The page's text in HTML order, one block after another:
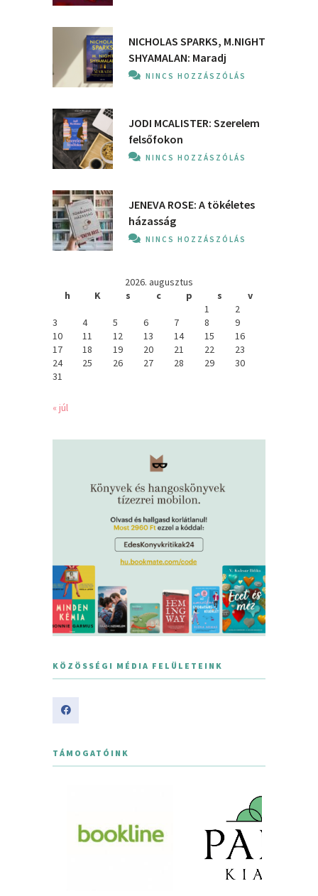
NICHOLAS SPARKS, M.NIGHT
SHYAMALAN: Maradj
NINCS HOZZÁSZÓLÁS
JODI MCALISTER: Szerelem
felsőfokon
NINCS HOZZÁSZÓLÁS
JENEVA ROSE: A ​tökéletes
házasság
NINCS HOZZÁSZÓLÁS
2026. augusztus
h
K s c p s
v
1
2
3
4 5 6 7 8
9
10
11 12 13 14 15
16
17
18 19 20 21 22
23
24
25 26 27 28 29
30
31
« júl
KÖZÖSSÉGI MÉDIA FELÜLETEINK
TÁMOGATÓINK